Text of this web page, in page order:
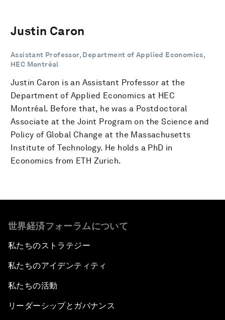
Justin Caron
Assistant Professor, Department of Applied Economics,
HEC Montréal
Justin Caron is an Assistant Professor at the
Department of Applied Economics at HEC
Montréal. Before that, he was a Postdoctoral
Associate at the Joint Program on the Science and
Policy of Global Change at the Massachusetts
Institute of Technology. He holds a PhD in
Economics from ETH Zurich.
世界経済フォーラムについて
私たちのストラテジー
私たちのアイデンティティ
私たちの活動
リーダーシップとガバナンス